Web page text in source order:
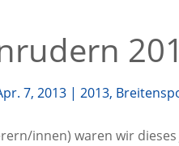
7, 2013 |2013,
innen) waren wir